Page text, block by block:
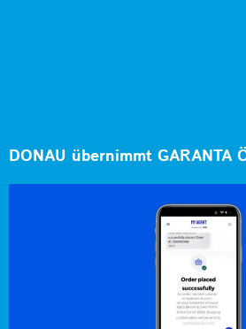
DONAU übernimmt GARANTA